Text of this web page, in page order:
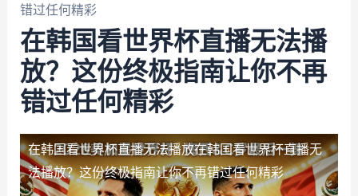
错过任何精彩
在韩国看世界杯直播无法播
放？这份终极指南让你不再
错过任何精彩
在韩国看世界杯直播无法播放在韩国看世界杯直播无
法播放？这份终极指南让你不再错过任何精彩